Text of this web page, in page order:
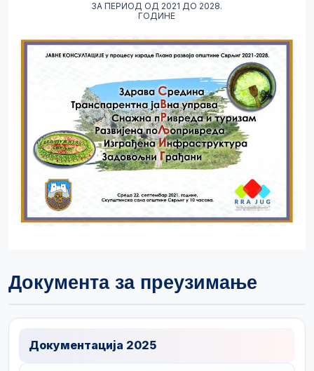
ЗА ПЕРИОД ОД 2021 ДО 2028.
ГОДИНЕ
Документа за преузимање
Документација 2025